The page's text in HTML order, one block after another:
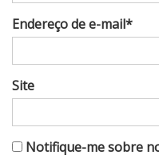
Endereço de e-mail*
Site
Notifique-me sobre